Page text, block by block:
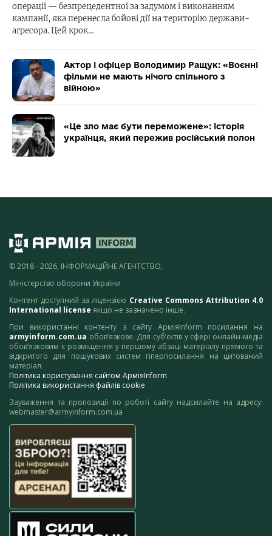
операції — безпрецедентної за задумом і виконанням
кампанії, яка перенесла бойові дії на територію держави-
агресора. Цей крок…
Актор і офіцер Володимир Ращук: «Воєнні
фільми не мають нічого спільного з
війною»
«Це зло має бути переможене»: історія
українця, який пережив російський полон
© 2018 - 2026, ІНФОРМАЦІЙНЕ АГЕНТСТВО,
Міністерство оборони України
Контент доступний за ліцензією Creative Commons Attribution 4.0
International license якщо не зазначено інше.
При використанні контенту з сайту АрміяInform посилання на
armyinform.com.ua обов’язкове. Для суб’єктів у сфері онлайн-медіа
обов’язковим є розміщення у першому абзаці матеріалу прямого та
відкритого для пошукових систем гіперпосилання на цитований
матеріал.
Політика користування сайтом АрміяInform
Політика використання файлів cookie
Зауваження та пропозиції по роботі сайту надсилайте на адресу:
webmaster@armyinform.com.ua